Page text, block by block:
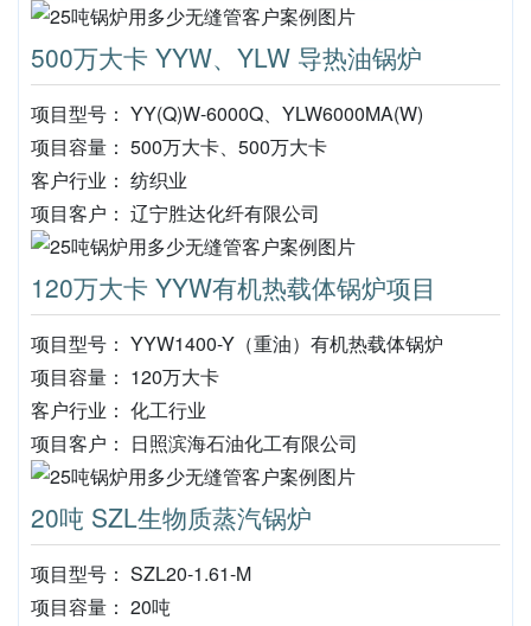
500万大卡 YYW、YLW 导热油锅炉
项目型号： YY(Q)W-6000Q、YLW6000MA(W)
项目容量： 500万大卡、500万大卡
客户行业： 纺织业
项目客户： 辽宁胜达化纤有限公司
120万大卡 YYW有机热载体锅炉项目
项目型号： YYW1400-Y（重油）有机热载体锅炉
项目容量： 120万大卡
客户行业： 化工行业
项目客户： 日照滨海石油化工有限公司
20吨 SZL生物质蒸汽锅炉
项目型号： SZL20-1.61-M
项目容量： 20吨